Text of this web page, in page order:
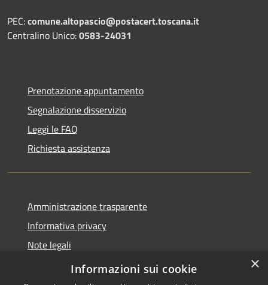
PEC:comune.altopascio@postacert.toscana.it
Centralino Unico:0583-24031
Prenotazione appuntamento
Segnalazione disservizio
Leggi le FAQ
Richiesta assistenza
Amministrazione trasparente
Informativa privacy
Note legali
Dichiarazione di accessibilità
×
Informazioni sui cookie